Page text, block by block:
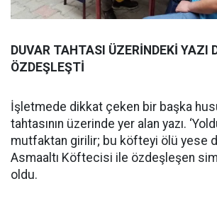
DUVAR TAHTASI ÜZERİNDEKİ YAZI
ÖZDEŞLEŞTİ
İşletmede dikkat çeken bir başka
tahtasının üzerinde yer alan yazı.
mutfaktan girilir; bu köfteyi ölü yese
Asmaaltı Köftecisi ile özdeşleşen
oldu.